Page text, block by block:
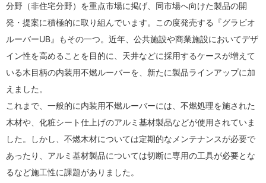
分野（非住宅分野）を重点市場に掲げ、同市場へ向けた製品の開
発・提案に積極的に取り組んでいます。この度発売する『グラビオ
ルーバーUB』もその一つ。近年、公共施設や商業施設においてデザ
イン性を高めることを目的に、天井などに採用するケースが増えて
いる木目柄の内装用不燃ルーバーを、新たに製品ラインアップに加
えました。
これまで、一般的に内装用不燃ルーバーには、不燃処理を施された
木材や、化粧シート仕上げのアルミ基材製品などが使用されていま
した。しかし、不燃木材については定期的なメンテナンスが必要で
あったり、アルミ基材製品については切断に専用の工具が必要とな
るなど施工性に課題がありました。